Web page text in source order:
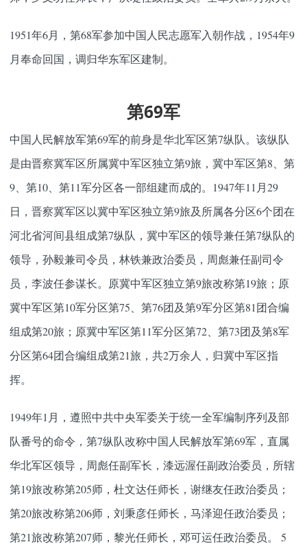
1951年6月，第68军参加中国人民志愿军入朝作战，1954年9
月奉命回国，调归华东军区建制。
第69军
中国人民解放军第69军的前身是华北军区第7纵队。该纵队
是由晋察冀军区所属冀中军区独立第9旅，冀中军区第8、第
9、第10、第11军分区各一部组建而成的。1947年11月29
日，晋察冀军区以冀中军区独立第9旅及所属各分区6个团在
河北省河间县组成第7纵队，冀中军区的领导兼任第7纵队的
领导，孙毅兼司令员，林铁兼政治委员，周彪兼任副司令
员，李波任参谋长。原冀中军区独立第9旅改称第19旅；原
冀中军区第10军分区第75、第76团及第9军分区第81团合编
组成第20旅；原冀中军区第11军分区第72、第73团及第8军
分区第64团合编组成第21旅，共2万余人，归冀中军区指
挥。
1949年1月，遵照中共中央军委关于统一全军编制序列及部
队番号的命令，第7纵队改称中国人民解放军第69军，直属
华北军区领导，周彪任副军长，漆远渥任副政治委员，所辖
第19旅改称第205师，杜文达任师长，谢继友任政治委员；
第20旅改称第206师，刘秉彦任师长，马泽迎任政治委员；
第21旅改称第207师，黎光任师长，邓可运任政治委员。 5